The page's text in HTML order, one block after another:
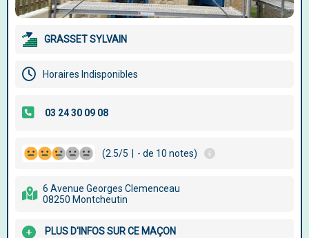
GRASSET SYLVAIN
Horaires Indisponibles
(2.5/5 - de 10 notes)
6 Avenue Georges Clemenceau
08250 Montcheutin
PLUS D'INFOS SUR CE MAÇON